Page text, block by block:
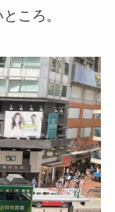
ころ。